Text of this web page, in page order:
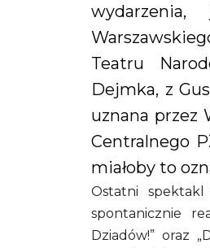
Teatru
Dejmka, z
uznana przez
Centralnego
miałoby to
Ostatni
spontanicznie
Dziadów!” oraz